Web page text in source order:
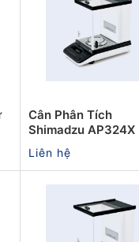
Cân Phân Tích
Shimadzu AP324X
Liên hệ